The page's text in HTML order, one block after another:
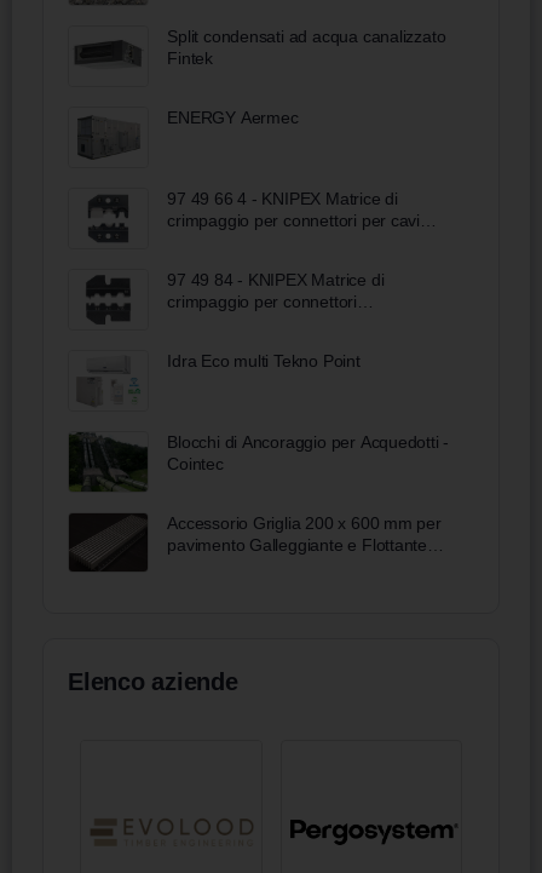
Split condensati ad acqua canalizzato
Fintek
ENERGY Aermec
97 49 66 4 - KNIPEX Matrice di
crimpaggio per connettori per cavi
97 49 84 - KNIPEX Matrice di
crimpaggio per connettori
Idra Eco multi Tekno Point
Blocchi di Ancoraggio per Acquedotti -
Cointec
Accessorio Griglia 200 x 600 mm per
pavimento Galleggiante e Flottante
Elenco aziende